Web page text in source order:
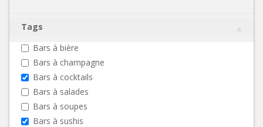
Tags
Bars à bière
Bars à champagne
Bars à cocktails
Bars à salades
Bars à soupes
Bars à sushis